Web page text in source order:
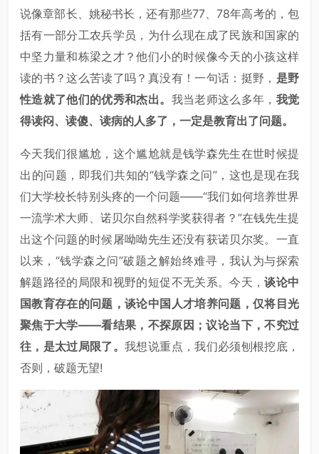
说像章部长、姚秘书长，还有那些77、78年高考的，包
括有一部分工农兵学员，为什么现在成了民族和国家的
中坚力量和栋梁之才？他们小的时候像今天的小孩这样
读的书？这么苦读了吗？真没有！一句话：挺野， 是野
性造就了他们的优秀和杰出。 我当老师这么多年， 我觉
得读闷、读傻、读病的人多了，一定是教育出了问题。
今天我们很尴尬，这个尴尬就是钱学森先生在世时候提
出的问题，即我们共知的“钱学森之问”，这也是现在我
们大学校长特别头疼的一个问题——“我们如何培养世界
一流学术大师、诺贝尔自然科学奖获得者？”在钱先生提
出这个问题的时候屠呦呦先生还没有获诺贝尔奖。一直
以来，“钱学森之问”破题之解始终难寻，我认为与探索
解题路径的局限和视野的短促不无关系。今天，谈论中
国教育存在的问题，谈论中国人才培养问题，仅将目光
聚焦于大学——看结果，不探原因；议论当下，不究过
往，是太过局限了。我想说重点，我们必须刨根挖底，
否则，破题无望!